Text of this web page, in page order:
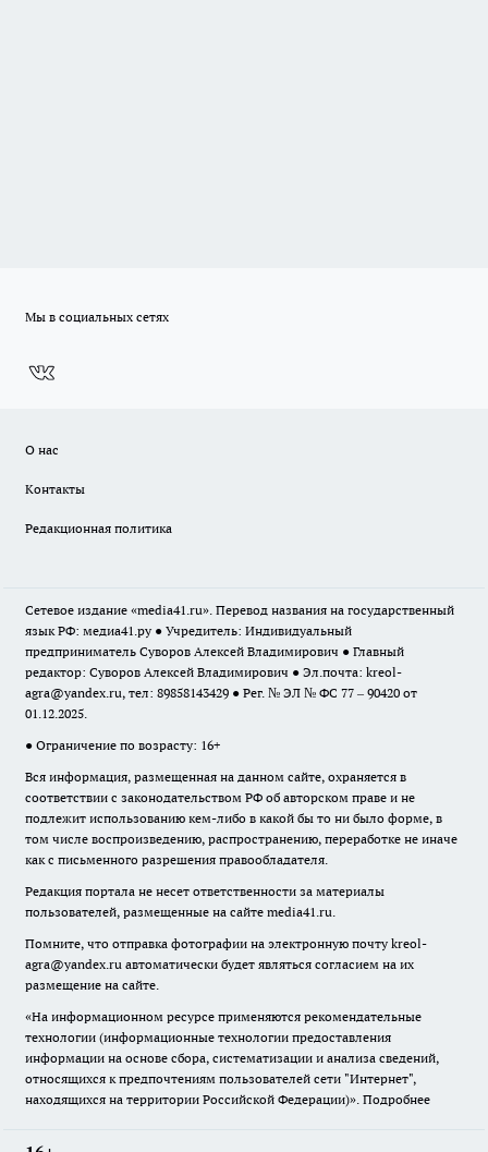
Мы в социальных сетях
О нас
Контакты
Редакционная политика
Сетевое издание «media41.ru». Перевод названия на государственный
язык РФ: медиа41.ру ● Учредитель: Индивидуальный
предприниматель Суворов Алексей Владимирович ● Главный
редактор: Суворов Алексей Владимирович ● Эл.почта: kreol-
agra@yandex.ru, тел: 89858143429 ● Рег. № ЭЛ № ФС 77 – 90420 от
01.12.2025.
● Ограничение по возрасту: 16+
Вся информация, размещенная на данном сайте, охраняется в
соответствии с законодательством РФ об авторском праве и не
подлежит использованию кем-либо в какой бы то ни было форме, в
том числе воспроизведению, распространению, переработке не иначе
как с письменного разрешения правообладателя.
Редакция портала не несет ответственности за материалы
пользователей, размещенные на сайте media41.ru.
Помните, что отправка фотографии на электронную почту kreol-
agra@yandex.ru автоматически будет являться согласием на их
размещение на сайте.
«На информационном ресурсе применяются рекомендательные
технологии (информационные технологии предоставления
информации на основе сбора, систематизации и анализа сведений,
относящихся к предпочтениям пользователей сети "Интернет",
находящихся на территории Российской Федерации)». Подробнее